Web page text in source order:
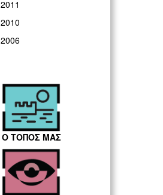
2011
2010
2006
Ο ΤΟΠΟΣ ΜΑΣ